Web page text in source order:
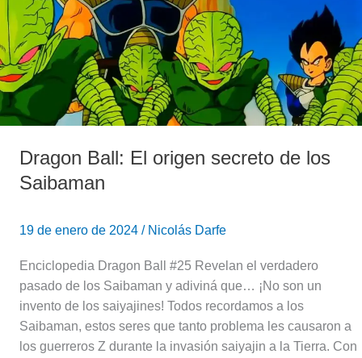
Dragon Ball: El origen secreto de los
Saibaman
19 de enero de 2024 / Nicolás Darfe
Enciclopedia Dragon Ball #25 Revelan el verdadero
pasado de los Saibaman y adiviná que… ¡No son un
invento de los saiyajines! Todos recordamos a los
Saibaman, estos seres que tanto problema les causaron a
los guerreros Z durante la invasión saiyajin a la Tierra. Con
secreto
de
los
Saibaman